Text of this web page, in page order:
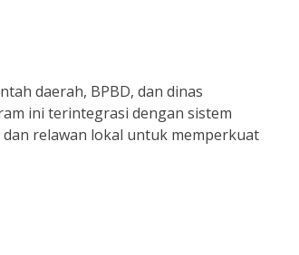
daerah, BPBD, dan dinas
ini terintegrasi dengan sistem
relawan lokal untuk memperkuat